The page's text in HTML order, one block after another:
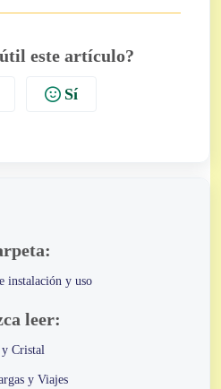
este artículo?
Sí
instalación y uso
leer:
Cristal
y Viajes